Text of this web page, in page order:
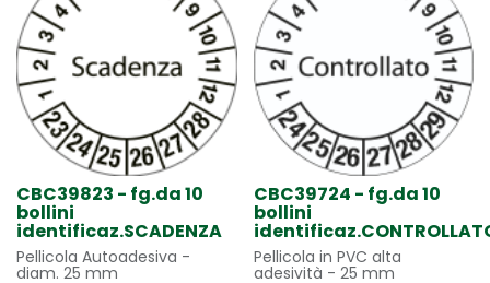
CBC39823 - fg.da 10
bollini
identificaz.SCADENZA
Pellicola Autoadesiva -
diam. 25 mm
CBC39724 - fg.da 10
bollini
Pellicola in PVC alta
adesività - 25 mm